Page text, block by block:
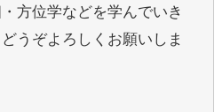
方位学などを学んでいき
うぞよろしくお願いしま